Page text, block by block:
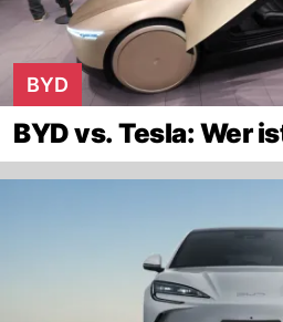
BYD
BYD vs. Tesla: Wer